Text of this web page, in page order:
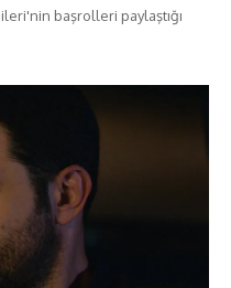
başrolleri paylaştığı